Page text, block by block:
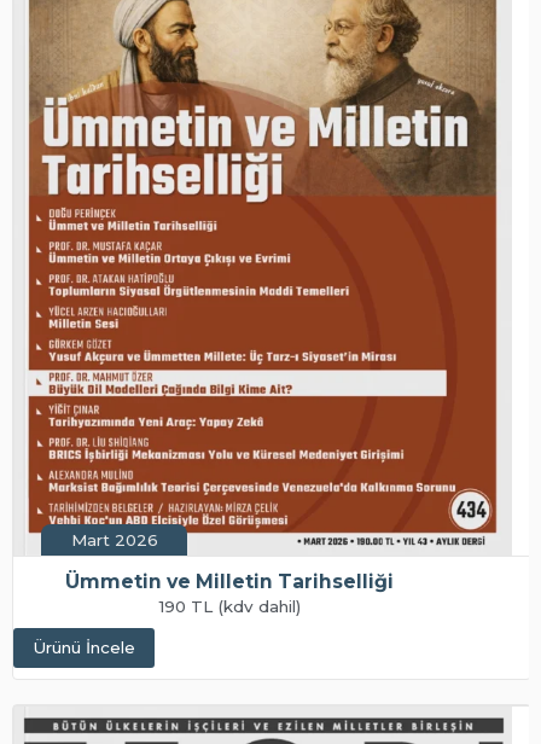
Mart 2026
Ümmetin ve Milletin Tarihselliği
190 TL (kdv dahil)
Ürünü İncele